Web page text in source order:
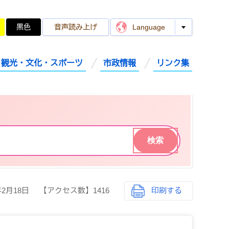
黒色 音声読み上げ Language
観光・文化・スポーツ 市政情報 リンク集
月18日 【アクセス数】 1416 印刷する